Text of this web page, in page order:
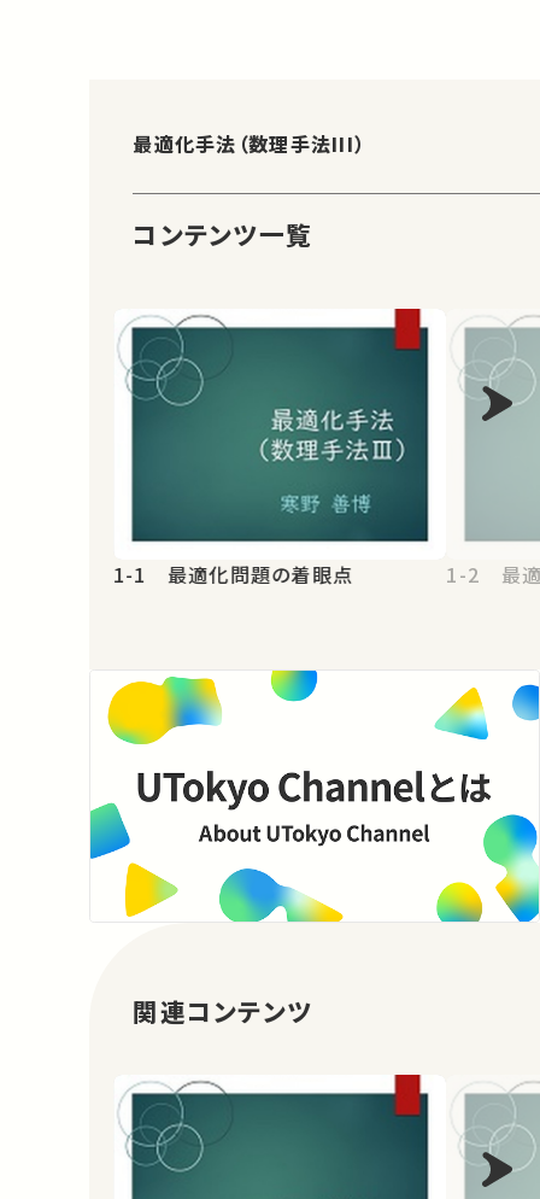
最適化手法（数理手法III）
コンテンツ一覧
1-1 最適化問題の着眼点 1-2 最適
関連コンテンツ